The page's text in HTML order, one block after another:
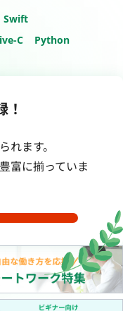
Swift
C Python
！
れます。
富に揃っていま